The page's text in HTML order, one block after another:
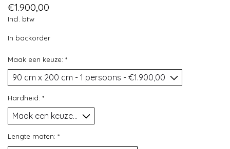
€1.900,00
Incl. btw
In backorder
Maak een keuze: *
Hardheid: *
Lengte maten: *